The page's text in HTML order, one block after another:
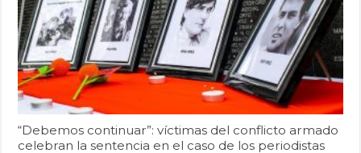
“Debemos continuar”: víctimas del conflicto armado
celebran la sentencia en el caso de los periodistas